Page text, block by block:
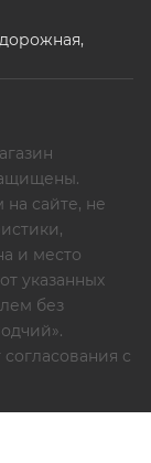
сайте, не
и место
указанных
без
с